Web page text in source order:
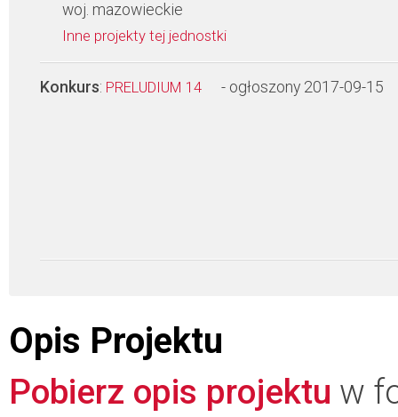
woj. mazowieckie
Inne projekty tej jednostki
Konkurs: PRELUDIUM 14 - ogłoszony 2017-09-15
Opis Projektu
Pobierz opis projektu w